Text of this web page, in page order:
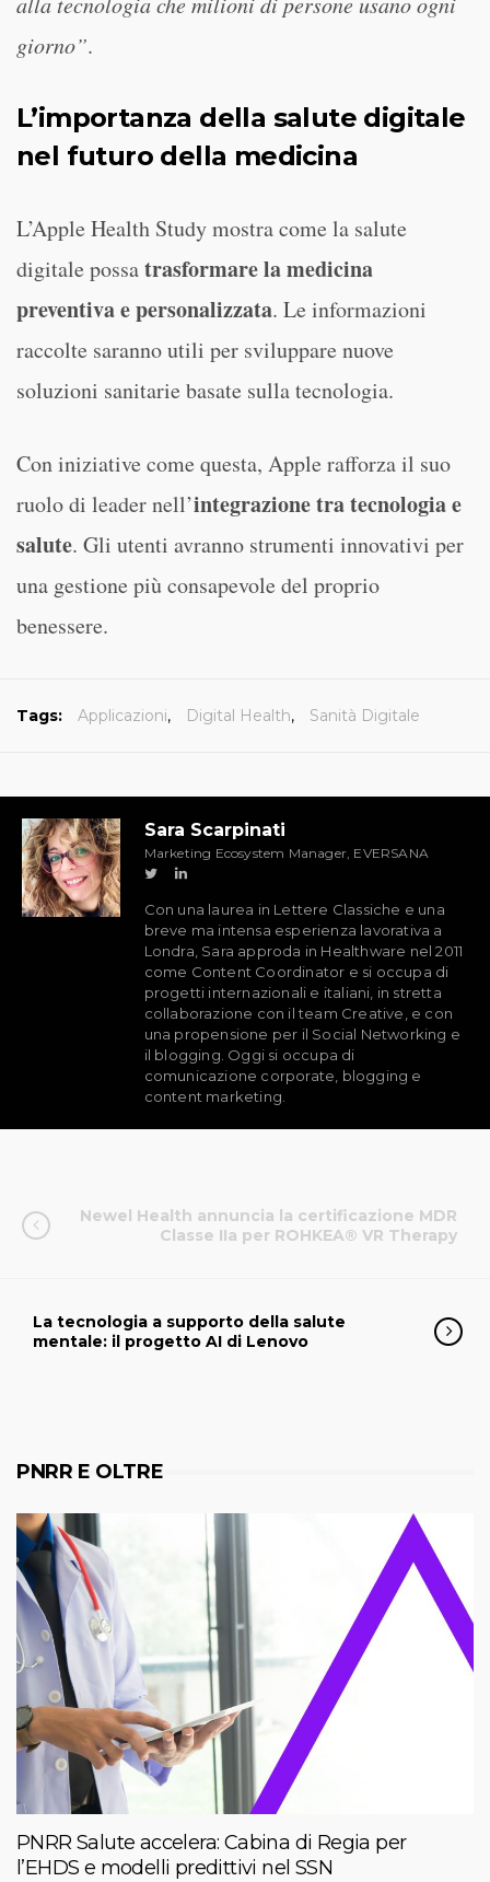
giorno”.
L’importanza della salute digitale
nel futuro della medicina
L’Apple Health Study mostra come la salute
digitale possatrasformare la medicina
preventiva e personalizzata. Le informazioni
raccolte saranno utili per sviluppare nuove
soluzioni sanitarie basate sulla tecnologia.
Con iniziative come questa, Apple rafforza il suo
ruolo di leader nell’integrazione tra tecnologia e
salute. Gli utenti avranno strumenti innovativi per
una gestione più consapevole del proprio
benessere.
Tags: Applicazioni, Digital Health, Sanità Digitale
Sara Scarpinati
Marketing Ecosystem Manager, EVERSANA
Con una laurea in Lettere Classiche e una
breve ma intensa esperienza lavorativa a
Londra, Sara approda in Healthware nel 2011
come Content Coordinator e si occupa di
progetti internazionali e italiani, in stretta
collaborazione con il team Creative, e con
una propensione per il Social Networking e
il blogging. Oggi si occupa di
comunicazione corporate, blogging e
content marketing.
Newel Health annuncia la certificazione MDR
Classe IIa per ROHKEA® VR Therapy
La tecnologia a supporto della salute
mentale: il progetto AI di Lenovo
PNRR E OLTRE
PNRR Salute accelera: Cabina di Regia per
l’EHDS e modelli predittivi nel SSN